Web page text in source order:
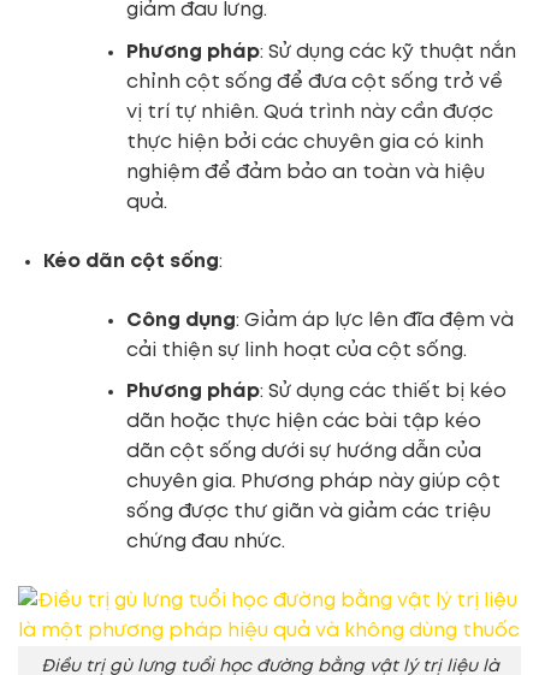
giảm đau lưng.
Phương pháp: Sử dụng các kỹ thuật nắn
chỉnh cột sống để đưa cột sống trở về
vị trí tự nhiên. Quá trình này cần được
thực hiện bởi các chuyên gia có kinh
nghiệm để đảm bảo an toàn và hiệu
quả.
Kéo dãn cột sống:
Công dụng: Giảm áp lực lên đĩa đệm và
cải thiện sự linh hoạt của cột sống.
Phương pháp: Sử dụng các thiết bị kéo
dãn hoặc thực hiện các bài tập kéo
dãn cột sống dưới sự hướng dẫn của
chuyên gia. Phương pháp này giúp cột
sống được thư giãn và giảm các triệu
chứng đau nhức.
Điều trị gù lưng tuổi học đường bằng vật lý trị liệu là